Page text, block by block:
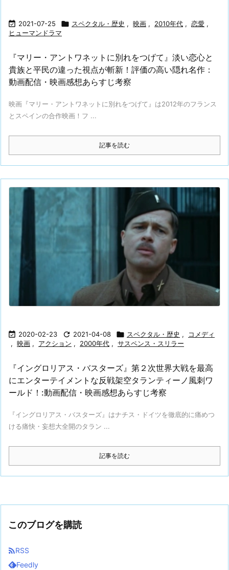
 2021-07-25  スペクタル・歴史 , 映画 , 2010年代 , 恋愛 ,
ヒューマンドラマ
『マリー・アントワネットに別れをつげて』淡い恋心と
貴族と平民の違った視点が斬新！評価の高い隠れ名作：
動画配信・映画感想あらすじ考察
映画『マリー・アントワネットに別れをつげて』は2012年のフランス
とスペインの合作映画！フ ...
記事を読む
 2020-02-23  2021-04-08  スペクタル・歴史 ,
コメディ
, 映画 , アクション , 2000年代 , サスペンス・スリラー
『イングロリアス・バスターズ』第２次世界大戦を最高
にエンターテイメントな反戦架空タランティーノ風刺ワ
ールド！:動画配信・映画感想あらすじ考察
『イングロリアス・バスターズ』はナチス・ドイツを徹底的に痛めつ
ける痛快・妄想大全開のタラン ...
記事を読む
このブログを購読
RSS
Feedly